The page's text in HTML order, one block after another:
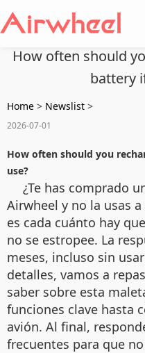
How often should
battery
Home > Newslist >
2026-07-01
How often should you
use?
¿Te has comprado
Airwheel y no la usas
es cada cuánto hay
no se estropee. La
meses, incluso sin
detalles, vamos a
saber sobre esta
funciones clave hasta
avión. Al final,
frecuentes para que